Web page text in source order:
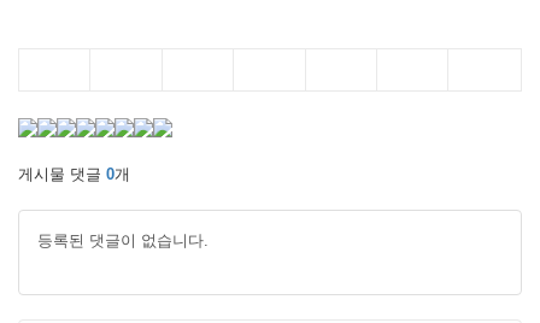
게시물 댓글 0개
등록된 댓글이 없습니다.